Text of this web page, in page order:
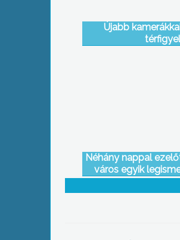
Újabb
Néhány nappal
város egyik